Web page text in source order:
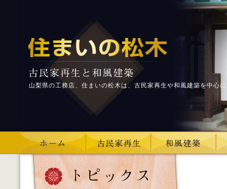
山梨県の工務店、住まいの松木は、古民家再生や和風建築を中心